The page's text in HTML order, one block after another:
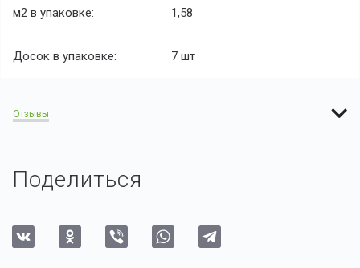
м2 в упаковке: 1,58
Досок в упаковке: 7 шт
Отзывы
Поделиться